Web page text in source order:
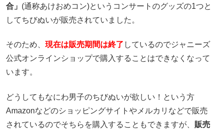
合」 (通称あけおめコン)というコンサートのグッズの1つと
してちびぬいが販売されていました。
そのため、 現在は販売期間は終了 しているのでジャニーズ
公式オンラインショップで購入することはできなくなって
います。
どうしてもなにわ男子のちびぬいが欲しい！という方
Amazonなどのショッピングサイトやメルカリなどで販売
されているのでそちらを購入することもできますが、 販売